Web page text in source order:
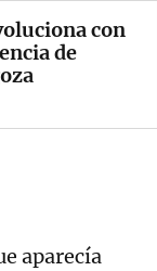
con
de
aparecía